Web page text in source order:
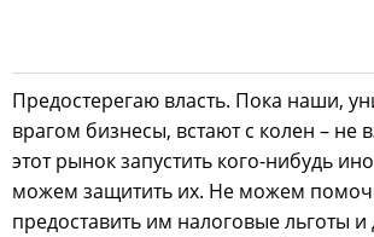
Предостерегаю власть. Пока наши,
врагом бизнесы, встают с колен – не
этот рынок запустить кого-нибудь
можем защитить их. Не можем
предоставить им налоговые льготы